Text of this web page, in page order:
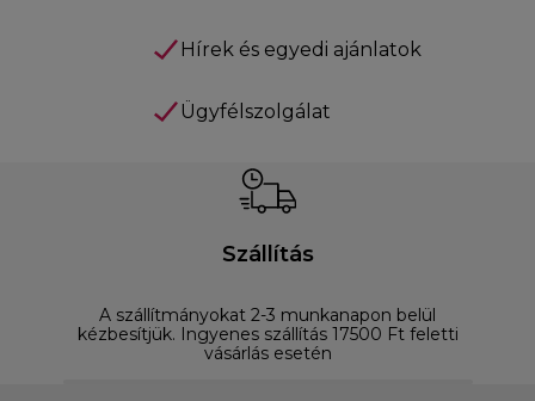
Hírek és egyedi ajánlatok
Ügyfélszolgálat
Szállítás
A szállítmányokat 2-3 munkanapon belül
kézbesítjük. Ingyenes szállítás 17500 Ft feletti
vásárlás esetén